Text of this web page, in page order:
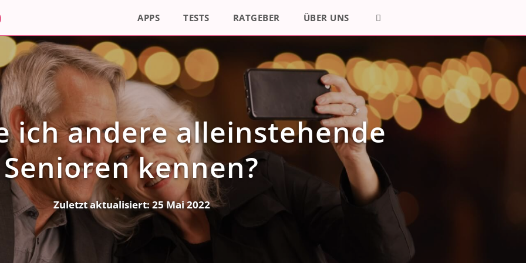
APPS TESTS RATGEBER ÜBER UNS
ich andere alleinstehende
Senioren kennen?
Zuletzt aktualisiert:25 Mai 2022